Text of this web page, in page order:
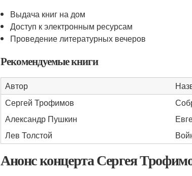
Выдача книг на дом
Доступ к электронным ресурсам
Проведение литературных вечеров
Рекомендуемые книги
Автор
Сергей Трофимов
Александр Пушкин
Лев Толстой
Анонс концерта Сергея